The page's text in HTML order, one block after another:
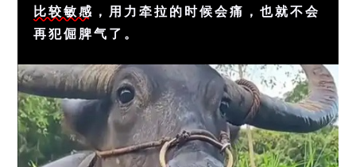
比较敏感 ，用力牵拉的时候会痛，也就不会
再犯倔脾气了。